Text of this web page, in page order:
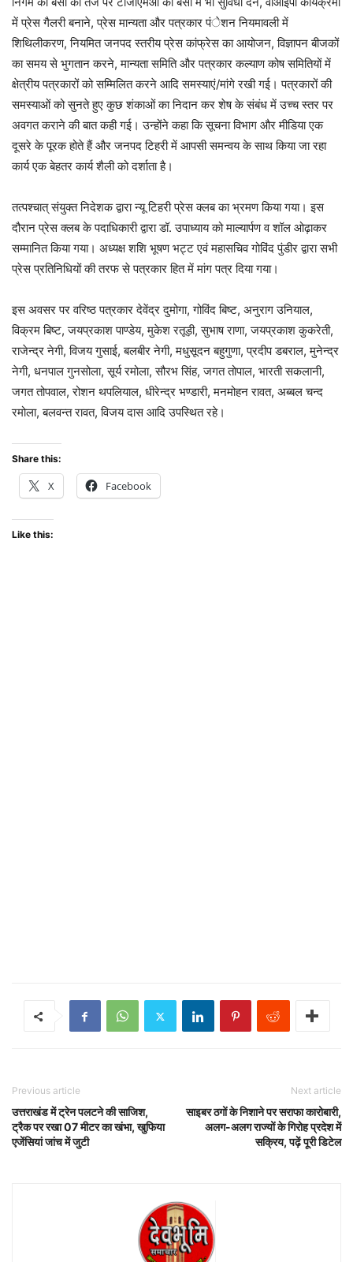
में प्रेस गैलरी बनाने, प्रेस मान्यता और पत्रकार पंेशन नियमावली में
शिथिलीकरण, नियमित जनपद स्तरीय प्रेस कांफ्रेस का आयोजन, विज्ञापन बीजकों
का समय से भुगतान करने, मान्यता समिति और पत्रकार कल्याण कोष समितियों में
क्षेत्रीय पत्रकारों को सम्मिलित करने आदि समस्याएं/मांगे रखी गई। पत्रकारों की
समस्याओं को सुनते हुए कुछ शंकाओं का निदान कर शेष के संबंध में उच्च स्तर पर
अवगत कराने की बात कही गई। उन्होंने कहा कि सूचना विभाग और मीडिया एक
दूसरे के पूरक होते हैं और जनपद टिहरी में आपसी समन्वय के साथ किया जा रहा
कार्य एक बेहतर कार्य शैली को दर्शाता है।
तत्पश्चात् संयुक्त निदेशक द्वारा न्यू टिहरी प्रेस क्लब का भ्रमण किया गया। इस
दौरान प्रेस क्लब के पदाधिकारी द्वारा डॉ. उपाध्याय को माल्यार्पण व शॉल ओढ़ाकर
सम्मानित किया गया। अध्यक्ष शशि भूषण भट्ट एवं महासचिव गोविंद पुंडीर द्वारा सभी
प्रेस प्रतिनिधियों की तरफ से पत्रकार हित में मांग पत्र दिया गया।
इस अवसर पर वरिष्ठ पत्रकार देवेंद्र दुमोगा, गोविंद बिष्ट, अनुराग उनियाल,
विक्रम बिष्ट, जयप्रकाश पाण्डेय, मुकेश रतूड़ी, सुभाष राणा, जयप्रकाश कुकरेती,
राजेन्द्र नेगी, विजय गुसाई, बलबीर नेगी, मधुसूदन बहुगुणा, प्रदीप डबराल, मुनेन्द्र
नेगी, धनपाल गुनसोला, सूर्य रमोला, सौरभ सिंह, जगत तोपाल, भारती सकलानी,
जगत तोपवाल, रोशन थपलियाल, धीरेन्द्र भण्डारी, मनमोहन रावत, अब्बल चन्द
रमोला, बलवन्त रावत, विजय दास आदि उपस्थित रहे।
Share this:
X Facebook
Like this:
Previous article
उत्तराखंड में ट्रेन पलटने की साजिश,
ट्रैक पर रखा 07 मीटर का खंभा, खुफिया
एजेंसियां जांच में जुटी
Next article
साइबर ठगों के निशाने पर सराफा कारोबारी,
अलग-अलग राज्यों के गिरोह प्रदेश में
सक्रिय, पढ़ें पूरी डिटेल